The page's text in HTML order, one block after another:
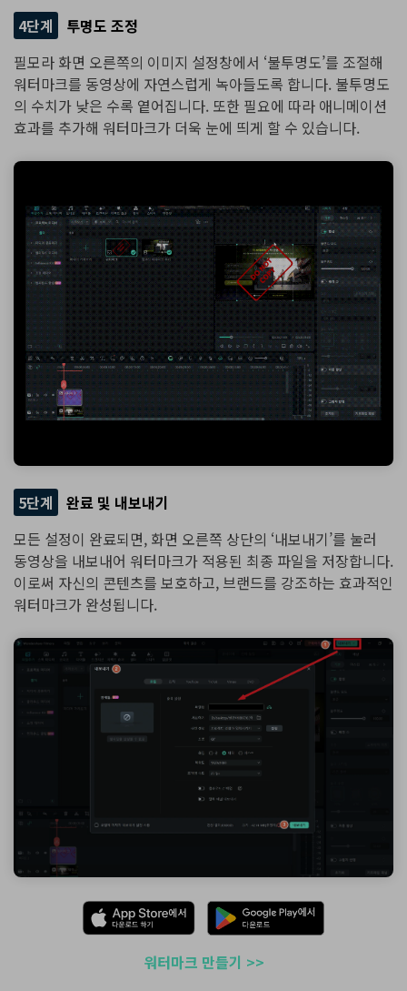
4단계
투명도 조정
필모라 화면 오른쪽의 이미지 설정창에서 ‘불투명도’를 조절해
워터마크를 동영상에 자연스럽게 녹아들도록 합니다. 불투명도
의 수치가 낮은 수록 옅어집니다. 또한 필요에 따라 애니메이션
효과를 추가해 워터마크가 더욱 눈에 띄게 할 수 있습니다.
5단계
완료 및 내보내기
모든 설정이 완료되면, 화면 오른쪽 상단의 ‘내보내기’를 눌러
동영상을 내보내어 워터마크가 적용된 최종 파일을 저장합니다.
이로써 자신의 콘텐츠를 보호하고, 브랜드를 강조하는 효과적인
워터마크가 완성됩니다.
워터마크 만들기 >>